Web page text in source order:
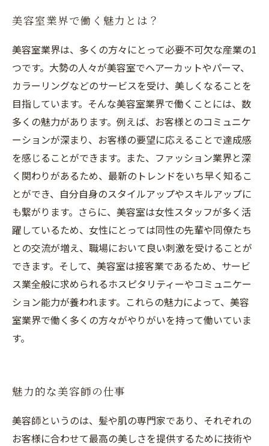
美容室業界で働く魅力とは？
美容室業界は、多くの方々にとって必要不可欠な産業の1
つです。大勢の人々が美容室でヘアーカットやパーマ、
カラーリングなどのサービスを受け、美しくなることを
目指しています。そんな美容室業界で働くことには、数
多くの魅力があります。例えば、お客様とのコミュニケ
ーションが深まり、お客様の要望に応えることで達成感
を感じることができます。また、ファッション業界と深
く関わりがあるため、最新のトレンドをいち早く知るこ
とができ、自分自身のスタイルアップやスキルアップに
も繋がります。さらに、美容室は女性スタッフが多く活
躍しているため、女性にとっては同性の先輩や同僚たち
との交流が増え、職場において良い刺激を受けることが
できます。そして、美容室は接客業であるため、サービ
ス業全般に求められるホスピタリティーやコミュニケー
ション能力が養われます。これらの魅力によって、美容
室業界で働く多くの方々がやりがいを持って働いていま
す。
魅力的な美容師の仕事
美容師というのは、髪や肌の専門家であり、それぞれの
お客様に合わせて最高の美しさを提供するために技術や